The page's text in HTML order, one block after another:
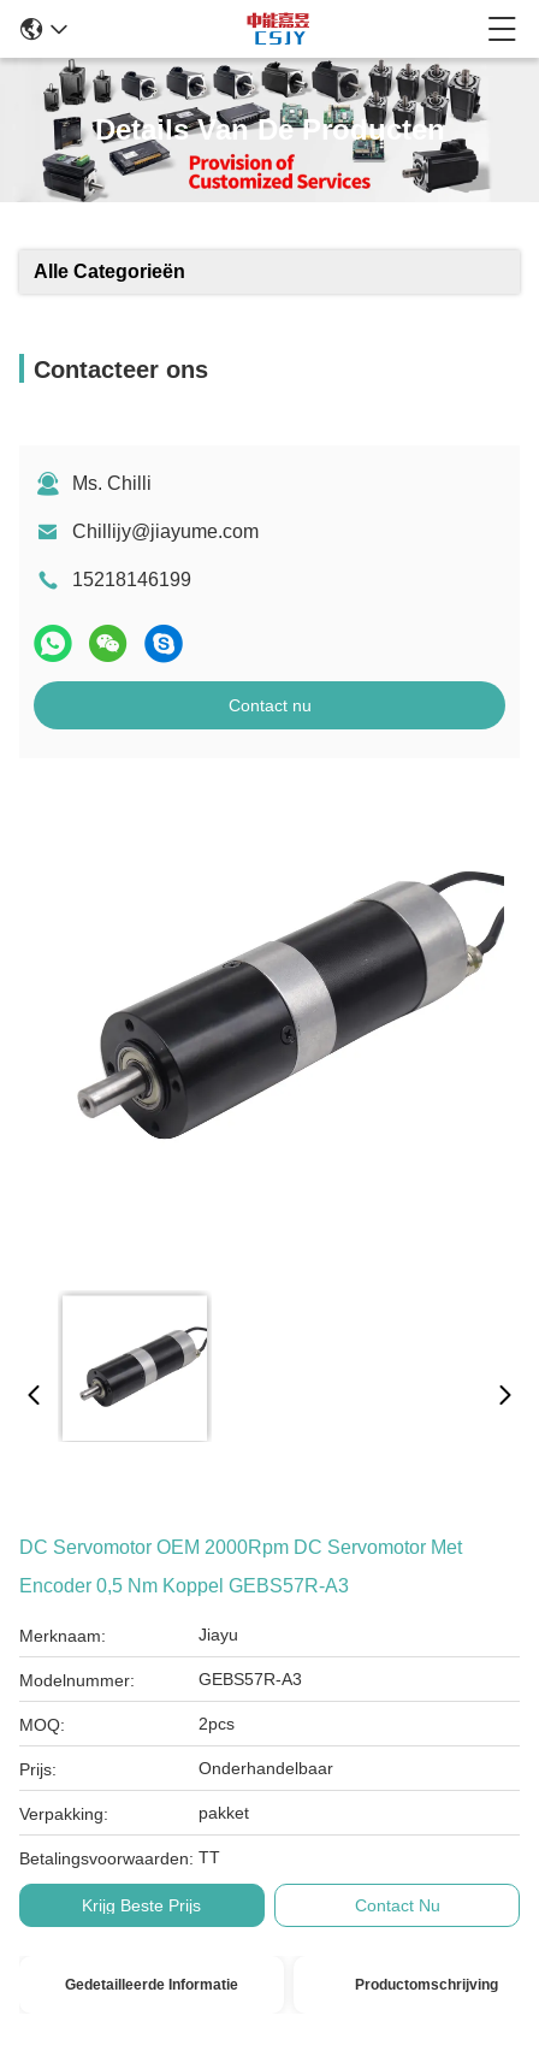
Details Van De Producten
Alle Categorieën
Contacteer ons
Ms. Chilli
Chillijy@jiayume.com
15218146199
Contact nu
DC Servomotor OEM 2000Rpm DC Servomotor Met
Encoder 0,5 Nm Koppel GEBS57R-A3
Merknaam: Jiayu
Modelnummer: GEBS57R-A3
MOQ: 2pcs
Prijs: Onderhandelbaar
Verpakking: pakket
Betalingsvoorwaarden: TT
Krijg Beste Prijs Contact Nu
Gedetailleerde Informatie Productomschrijving